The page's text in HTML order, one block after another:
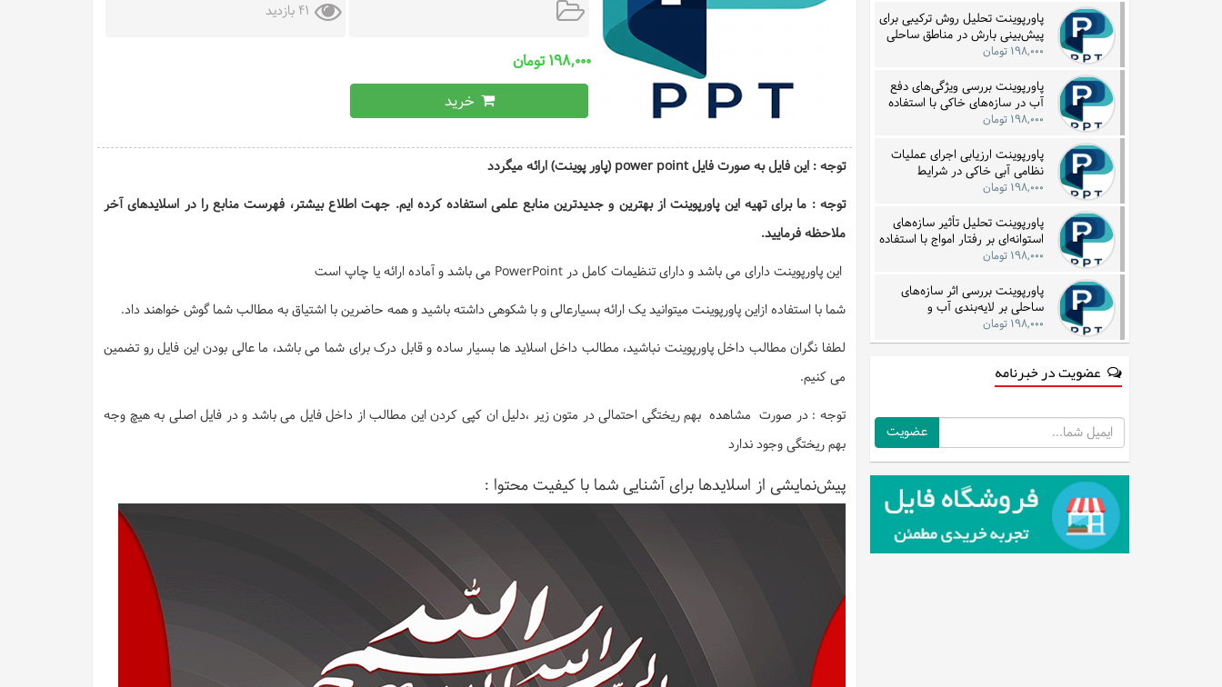
41 بازدید
۱۹۸,۰۰۰ تومان
خرید
توجه : این فایل به صورت فایل power point (پاور پوینت) ارائه میگردد
توجه : ما برای تهیه این پاورپوینت از بهترین و جدیدترین منابع علمی استفاده کرده ایم. جهت اطلاع بیشتر، فهرست منابع را در اسلایدهای آخر
ملاحظه فرمایید.
این پاورپوینت دارای می باشد و دارای تنظیمات کامل در PowerPoint می باشد و آماده ارائه یا چاپ است
شما با استفاده ازاین پاورپوینت میتوانید یک ارائه بسیارعالی و با شکوهی داشته باشید و همه حاضرین با اشتیاق به مطالب شما گوش خواهند داد.
لطفا نگران مطالب داخل پاورپوینت نباشید، مطالب داخل اسلاید ها بسیار ساده و قابل درک برای شما می باشد، ما عالی بودن این فایل رو تضمین
می کنیم.
توجه : در صورت مشاهده بهم ریختگی احتمالی در متون زیر ،دلیل ان کپی کردن این مطالب از داخل فایل می باشد و در فایل اصلی به هیچ وجه
بهم ریختگی وجود ندارد
پیش‌نمایشی از اسلایدها برای آشنایی شما با کیفیت محتوا :
پاورپوینت تحلیل روش ترکیبی برای
پیش‌بینی بارش در مناطق ساحلی
با بهره‌گیری از داده‌های زمانی
۱۹۸,۰۰۰ تومان
پاورپوینت بررسی ویژگی‌های دفع
آب در سازه‌های خاکی با استفاده
از فناوری‌های زیرسطحی
۱۹۸,۰۰۰ تومان
پاورپوینت ارزیابی اجرای عملیات
نظامی آبی خاکی در شرایط
نامساعد جوی و دریایی با تمرکز بر
۱۹۸,۰۰۰ تومان
پاورپوینت تحلیل تأثیر سازه‌های
استوانه‌ای بر رفتار امواج با استفاده
از مدل‌سازی گردابه‌ای
۱۹۸,۰۰۰ تومان
پاورپوینت بررسی اثر سازه‌های
ساحلی بر لایه‌بندی آب و
جریان‌های دریایی در مناطق شرقی
۱۹۸,۰۰۰ تومان
عضویت در خبرنامه
ایمیل